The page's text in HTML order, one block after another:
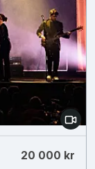
20 000 kr